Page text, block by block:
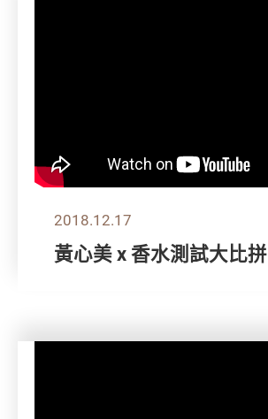
2018.12.17
黃心美 x 香水測試大比拼